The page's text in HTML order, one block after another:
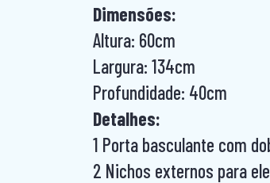
Dimensões:
Altura: 60cm
Largura: 134cm
Profundidade: 40cm
Detalhes:
1 Porta basculante com
2 Nichos externos para